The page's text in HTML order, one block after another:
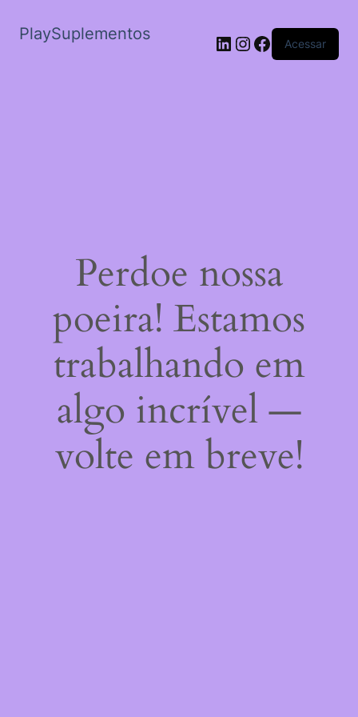
PlaySuplementos LinkedIn
Instagram
Facebook
Acessar
Perdoe nossa
poeira! Estamos
trabalhando em
algo incrível —
volte em breve!